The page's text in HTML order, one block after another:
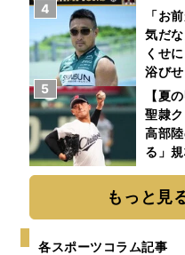
を大
「お
気だ
くせ
浴び
太郎
ァンへ
4
【夏
聖隷
高部
る」
く大学
5
もっと見
各スポーツコラム記事